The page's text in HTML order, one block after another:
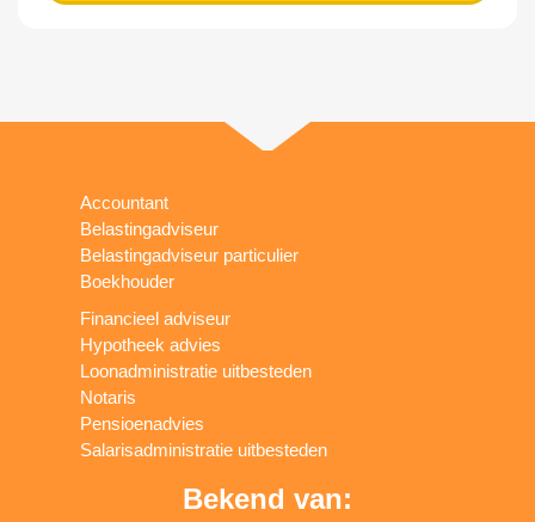
Accountant
Belastingadviseur
Belastingadviseur particulier
Boekhouder
Financieel adviseur
Hypotheek advies
Loonadministratie uitbesteden
Notaris
Pensioenadvies
Salarisadministratie uitbesteden
Bekend van: